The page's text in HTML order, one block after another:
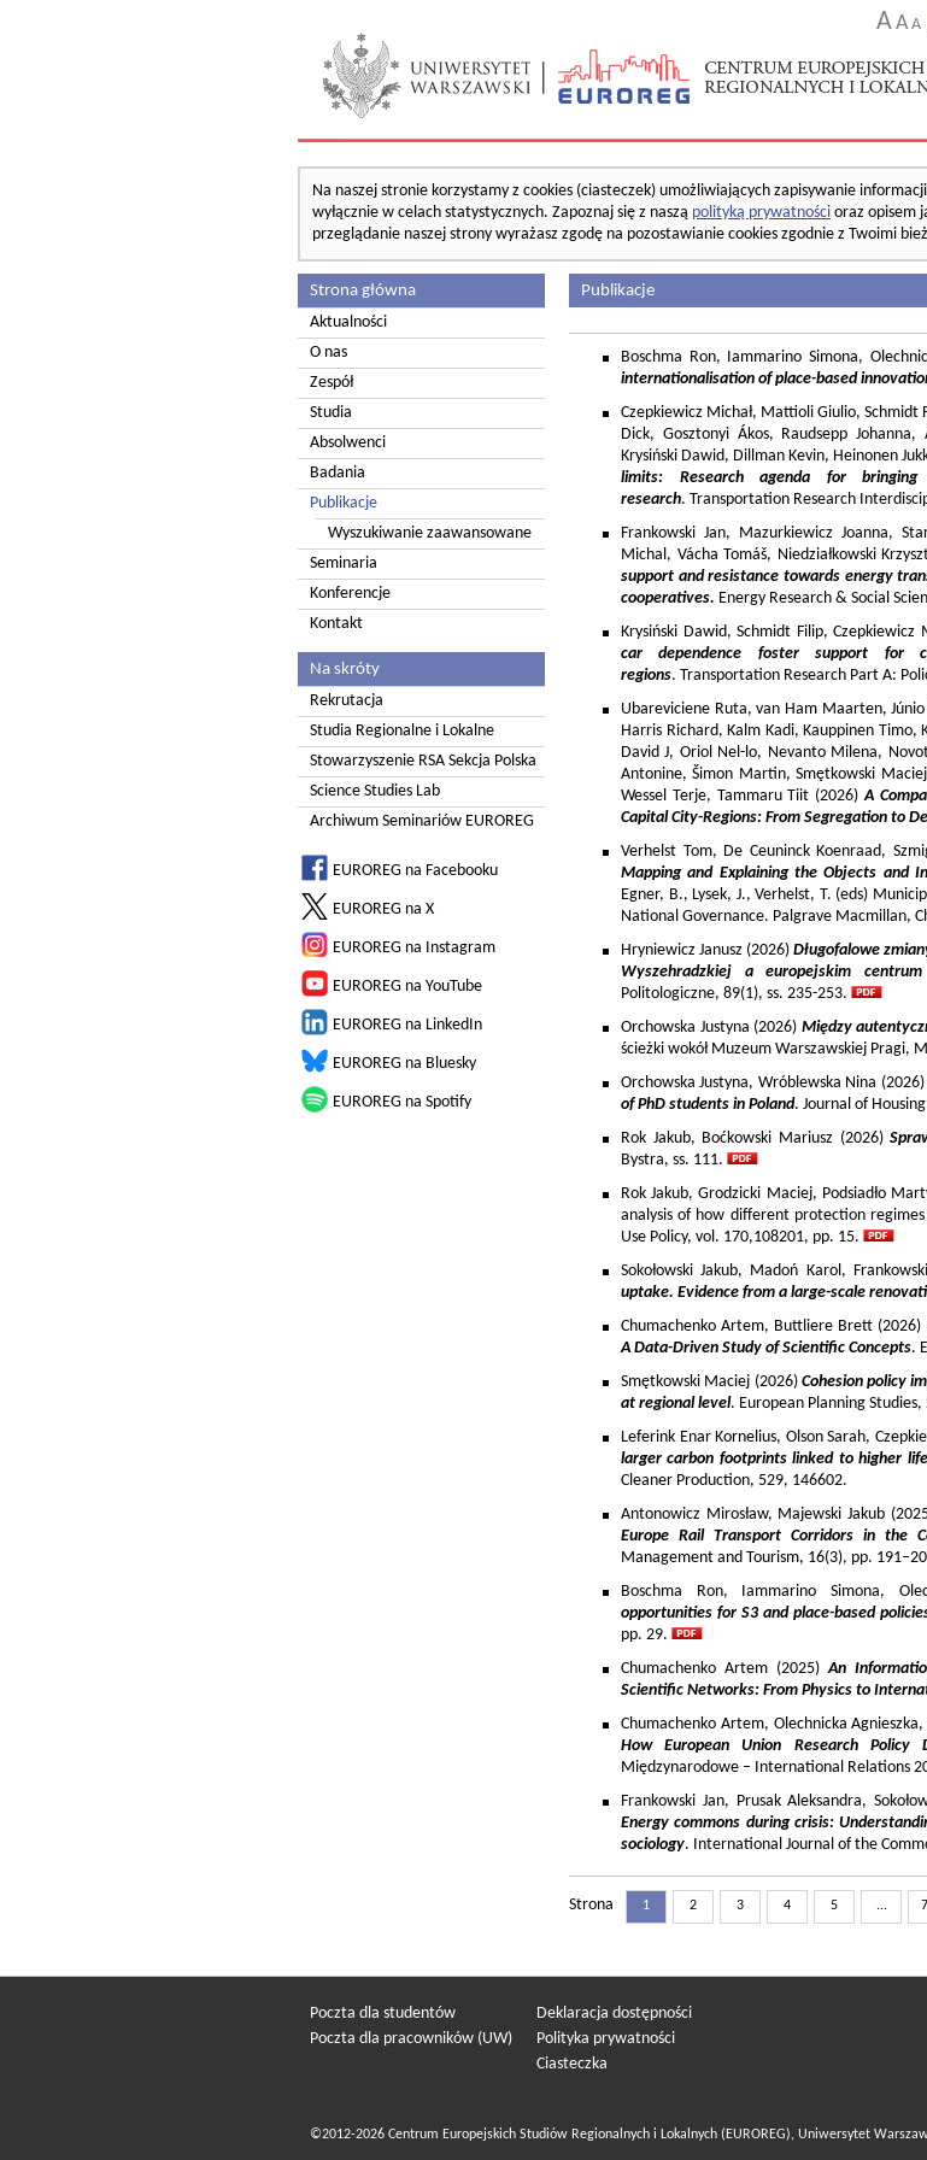
AA A
Na naszej stronie korzystamy z cookies (ciasteczek) umożliwiających zapisywanie
wyłącznie w celach statystycznych. Zapoznaj się z naszą polityką prywatności oraz opisem
przeglądanie naszej strony wyrażasz zgodę na pozostawianie cookies zgodnie z Twoimi
Strona główna
Aktualności
O nas
Zespół
Studia
Absolwenci
Badania
Publikacje
Wyszukiwanie zaawansowane
Seminaria
Konferencje
Kontakt
Na skróty
Rekrutacja
Studia Regionalne i Lokalne
Stowarzyszenie RSA Sekcja Polska
Science Studies Lab
Archiwum Seminariów EUROREG
EUROREG na Facebooku
EUROREG na X
EUROREG na Instagram
EUROREG na YouTube
EUROREG na LinkedIn
EUROREG na Bluesky
EUROREG na Spotify
Publikacje
Boschma Ron, Iammarino Simona,
internationalisation of place-based
Czepkiewicz Michał, Mattioli Giulio, Schmidt
Dick, Gosztonyi Ákos, Raudsepp
Krysiński Dawid, Dillman Kevin, Heinonen
limits: Research agenda for
research. Transportation Research
Frankowski Jan, Mazurkiewicz Joanna,
Michal, Vácha Tomáš, Niedziałkowski
support and resistance towards energy
cooperatives. Energy Research & Social
Krysiński Dawid, Schmidt Filip, Czepkiewicz
car dependence foster support for
regions. Transportation Research Part A:
Ubareviciene Ruta, van Ham Maarten,
Harris Richard, Kalm Kadi, Kauppinen
David J, Oriol Nel-lo, Nevanto Milena,
Antonine, Šimon Martin, Smętkowski
Wessel Terje, Tammaru Tiit (2026)A
Capital City-Regions: From Segregation to
Verhelst Tom, De Ceuninck Koenraad,
Mapping and Explaining the Objects and
Egner, B., Lysek, J., Verhelst, T. (eds)
National Governance. Palgrave Macmillan,
Hryniewicz Janusz (2026) Długofalowe
Wyszehradzkiej a europejskim
Politologiczne, 89(1), ss. 235-253.
Orchowska Justyna (2026) Między
ścieżki wokół Muzeum Warszawskiej Pragi,
Orchowska Justyna, Wróblewska Nina
of PhD students in Poland. Journal of
Rok Jakub, Boćkowski Mariusz (2026)
Bystra, ss. 111.
Rok Jakub, Grodzicki Maciej, Podsiadło
analysis of how different protection
Use Policy, vol. 170,108201, pp. 15.
Sokołowski Jakub, Madoń Karol,
uptake. Evidence from a large-scale
Chumachenko Artem, Buttliere Brett (2026)
A Data-Driven Study of Scientific Concepts.
Smętkowski Maciej (2026) Cohesion policy
at regional level. European Planning
Leferink Enar Kornelius, Olson Sarah,
larger carbon footprints linked to higher
Cleaner Production, 529, 146602.
Antonowicz Mirosław, Majewski Jakub
Europe Rail Transport Corridors in the
Management and Tourism, 16(3), pp.
Boschma Ron, Iammarino Simona,
opportunities for S3 and place-based
pp. 29.
Chumachenko Artem (2025)An
Scientific Networks: From Physics to
Chumachenko Artem, Olechnicka Agnieszka,
How European Union Research
Międzynarodowe – International Relations
Frankowski Jan, Prusak Aleksandra,
Energy commons during crisis:
sociology. International Journal of the
Strona 1 2 3 4 5 ...
Poczta dla studentów
Poczta dla pracowników (UW)
Deklaracja dostępności
Polityka prywatności
Ciasteczka
©2012-2026 Centrum Europejskich Studiów Regionalnych i Lokalnych (EUROREG), Uniwersytet